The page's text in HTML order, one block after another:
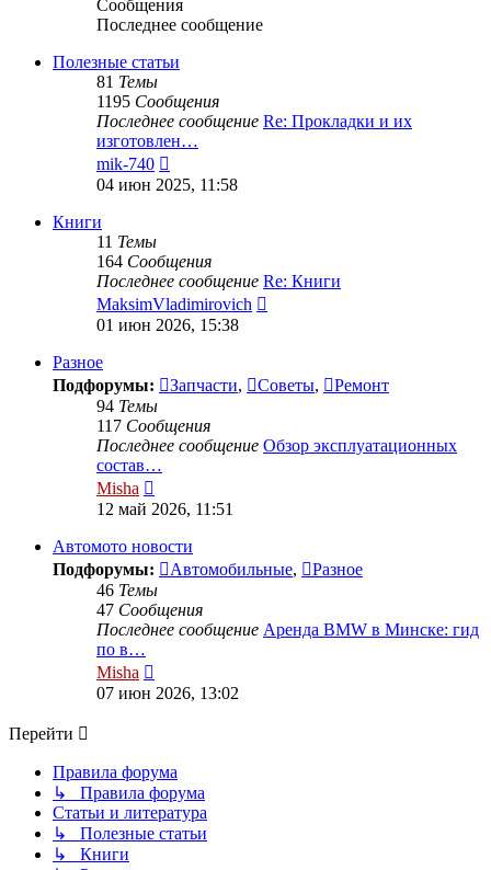
Сообщения
Последнее сообщение
Полезные статьи
81 Темы
1195 Сообщения
Последнее сообщение Re: Прокладки и их
изготовлен…
mik-740
к
последнему
04 июн 2025, 11:58
Книги
11 Темы
164 Сообщения
Последнее сообщение Re: Книги
MaksimVladimirovich
01 июн 2026, 15:38
Разное
Подфорумы:
Запчасти, Советы,
Ремонт
94 Темы
117 Сообщения
Последнее сообщение Обзор эксплуатационных
состав…
Misha
к
последнему
сообщению
12 май 2026, 11:51
Автомото новости
Подфорумы:
Автомобильные,
Разное
46 Темы
47 Сообщения
Последнее сообщение Аренда BMW в Минске: гид
по в…
Misha
к
последнему
07 июн 2026, 13:02
Перейти
Правила форума
↳ Правила форума
Статьи и литература
↳ Полезные статьи
↳ Книги